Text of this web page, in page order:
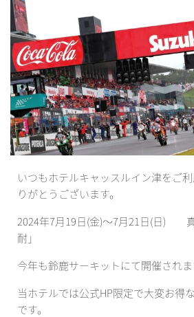
いつもホテルキャッスルイン津をご
りがとうございます。
2024年7月19日(金)～7月21日(日)
耐」
今年も鈴鹿サーキットにて開催されま
当ホテルでは公式HP限定で大変お得
です。